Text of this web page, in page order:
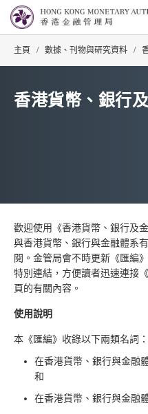
主頁 / 數據、刊物與研究資料 /
香港貨幣、銀行
歡迎使用《香港貨幣、銀行及
與香港貨幣、銀行與金融體系
閱。金管局會不時更新《匯編
特別連結，方便讀者迅速連接
頁的有關內容。
使用說明
本《匯編》收錄以下兩類名詞：
在香港貨幣、銀行與金融
和
在香港貨幣、銀行與金融